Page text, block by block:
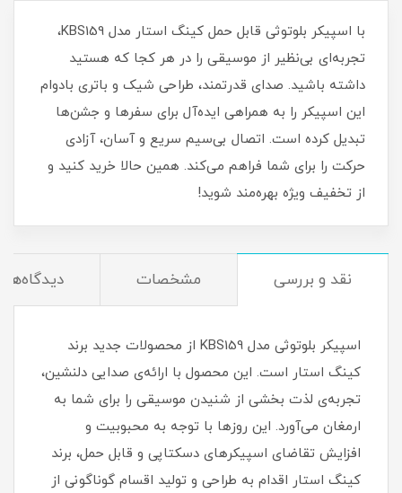
با اسپیکر بلوتوثی قابل حمل کینگ استار مدل KBS159،
تجربه‌ای بی‌نظیر از موسیقی را در هر کجا که هستید
داشته باشید. صدای قدرتمند، طراحی شیک و باتری بادوام
این اسپیکر را به همراهی ایده‌آل برای سفرها و جشن‌ها
تبدیل کرده است. اتصال بی‌سیم سریع و آسان، آزادی
حرکت را برای شما فراهم می‌کند. همین حالا خرید کنید و
از تخفیف ویژه بهره‌مند شوید!
نقد و بررسی مشخصات دیدگاه‌ها
اسپیکر بلوتوثی مدل KBS159 از محصولات جدید برند
کینگ استار است. این محصول با ارائه‌ی صدایی دلنشین،
تجربه‌ی لذت بخشی از شنیدن موسیقی را برای شما به
ارمغان می‌آورد. این روزها با توجه به محبوبیت و
افزایش تقاضای اسپیکرهای دسکتاپی و قابل حمل، برند
کینگ استار اقدام به طراحی و تولید اقسام گوناگونی از